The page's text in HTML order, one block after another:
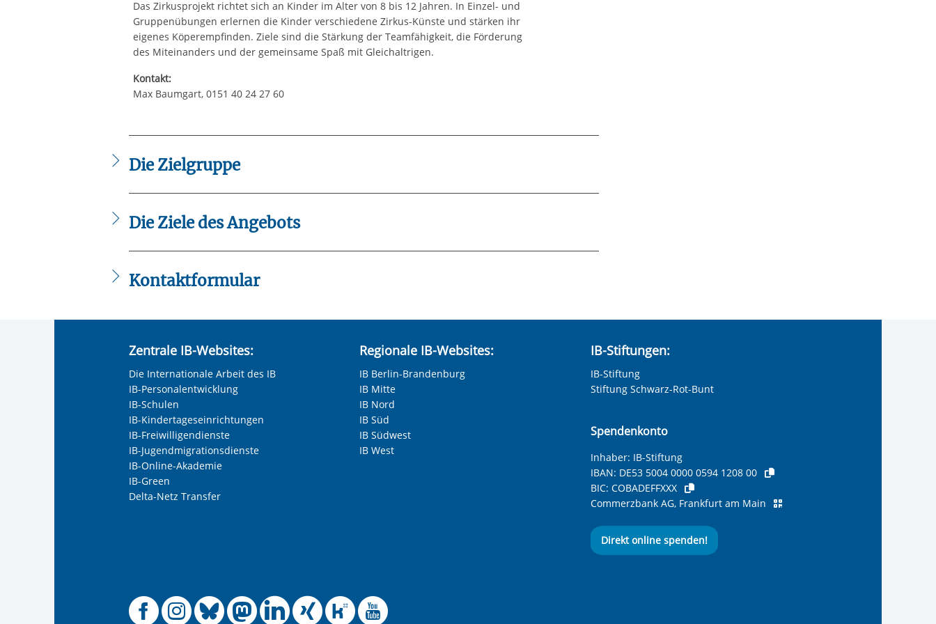
Das Zirkusprojekt richtet sich an Kinder im Alter von 8 bis 12 Jahren. In Einzel- und
Gruppenübungen erlernen die Kinder verschiedene Zirkus-Künste und stärken ihr
eigenes Köperempfinden. Ziele sind die Stärkung der Teamfähigkeit, die Förderung
des Miteinanders und der gemeinsame Spaß mit Gleichaltrigen.
Kontakt:
Max Baumgart, 0151 40 24 27 60
Die Zielgruppe
Die Ziele des Angebots
Kontaktformular
Keine Angabe
Frau
Herr
Neutrale Anrede
Unternehmen
Nachname, Vorname
Ihre E-Mail-Adresse*
Zentrale IB-Websites:
Die Internationale Arbeit des IB
IB-Personalentwicklung
IB-Schulen
IB-Kindertageseinrichtungen
IB-Freiwilligendienste
IB-Jugendmigrationsdienste
IB-Online-Akademie
IB-Green
Delta-Netz Transfer
Regionale IB-Websites:
IB Berlin-Brandenburg
IB Mitte
IB Nord
IB Süd
IB Südwest
IB West
IB-Stiftungen:
IB-Stiftung
Stiftung Schwarz-Rot-Bunt
Spendenkonto
Inhaber: IB-Stiftung
IBAN: DE53 5004 0000 0594 1208 00
BIC: COBADEFFXXX
Commerzbank AG, Frankfurt am Main
Direkt online spenden!
Offizielle Facebook-Seite des Internationalen Bund
Offizielle Instagram-Seite des Internationalen Bund
Offizielle BlueSky-Seite des Internationalen Bund
Offizielle Mastodon-Seite des Internationalen
Offizielle LinkedIn-Seite des Internationalen
Offizielle Xing-Seite des Internationalen
Offizielle Kununu-Seite des